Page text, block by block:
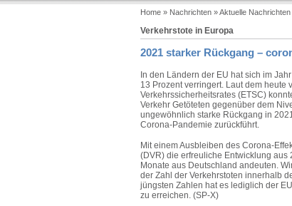
Home » Nachrichten » Aktuelle Nachrichten
Verkehrstote in Europa
2021 starker Rückgang –
In den Ländern der EU hat sich im
13 Prozent verringert. Laut dem heute
Verkehrssicherheitsrates (ETSC)
Verkehr Getöteten gegenüber dem
ungewöhnlich starke Rückgang in
Corona-Pandemie zurückführt.
Mit einem Ausbleiben des Corona-
(DVR) die erfreuliche Entwicklung
Monate aus Deutschland andeuten.
der Zahl der Verkehrstoten innerhalb
jüngsten Zahlen hat es lediglich der
zu erreichen. (SP-X)